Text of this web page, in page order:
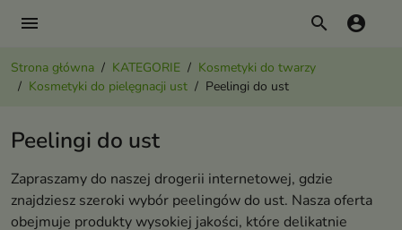
menu search account_circle
Strona główna KATEGORIE
Kosmetyki do twarzy
Kosmetyki do pielęgnacji ust
Peelingi do ust
Peelingi do ust
Zapraszamy do naszej drogerii internetowej, gdzie
znajdziesz szeroki wybór peelingów do ust. Nasza oferta
obejmuje produkty wysokiej jakości, które delikatnie